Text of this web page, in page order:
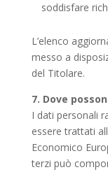
soddisfare
L’elenco
messo a
del Titolare.
7. Dove
I dati personali
essere trattati
Economico
terzi può